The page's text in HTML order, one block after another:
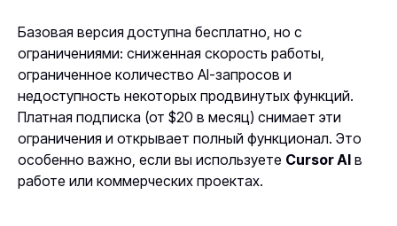
Базовая версия доступна бесплатно, но с
ограничениями: сниженная скорость работы,
ограниченное количество AI-запросов и
недоступность некоторых продвинутых функций.
Платная подписка (от $20 в месяц) снимает эти
ограничения и открывает полный функционал. Это
особенно важно, если вы используете Cursor AI в
работе или коммерческих проектах.